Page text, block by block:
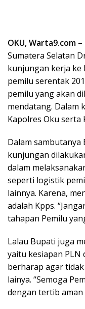
OKU, Warta9.com –
Sumatera Selatan
kunjungan kerja ke
pemilu serentak
pemilu yang akan
mendatang. Dalam
Kapolres Oku serta
Dalam sambutanya
kunjungan
dalam
seperti logistik
lainnya. Karena,
adalah Kpps.
tahapan Pemilu
Lalau Bupati juga
yaitu kesiapan PLN
berharap agar
lainya. “Semoga
dengan tertib aman